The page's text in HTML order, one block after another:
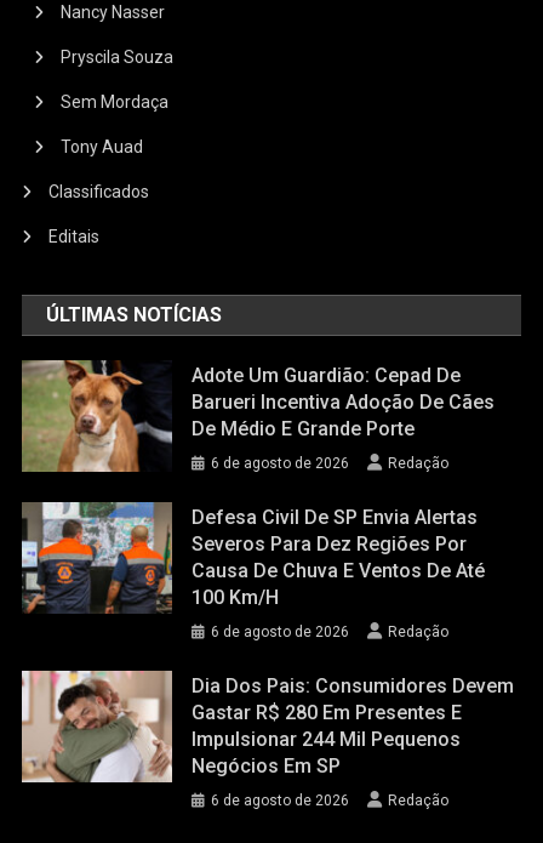
Nancy Nasser
Pryscila Souza
Sem Mordaça
Tony Auad
Classificados
Editais
ÚLTIMAS NOTÍCIAS
Adote Um Guardião: Cepad De
Barueri Incentiva Adoção De Cães
De Médio E Grande Porte
6 de agosto de 2026 Redação
Defesa Civil De SP Envia Alertas
Severos Para Dez Regiões Por
Causa De Chuva E Ventos De Até
100 Km/h
6 de agosto de 2026 Redação
Dia Dos Pais: Consumidores Devem
Gastar R$ 280 Em Presentes E
Impulsionar 244 Mil Pequenos
Negócios Em SP
6 de agosto de 2026 Redação